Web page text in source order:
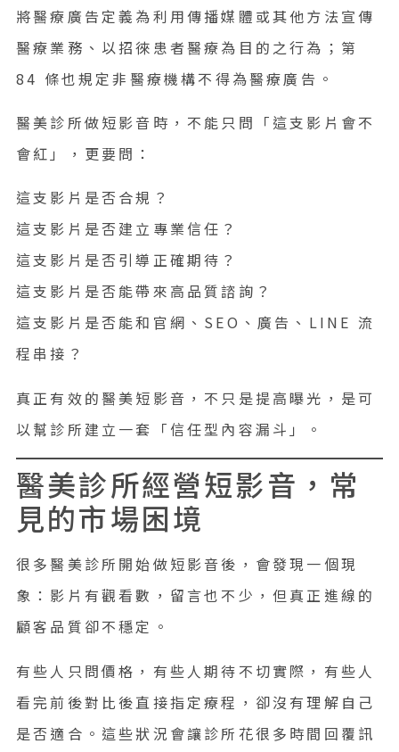
將醫療廣告定義為利用傳播媒體或其他方法宣傳
醫療業務、以招徠患者醫療為目的之行為；第
84 條也規定非醫療機構不得為醫療廣告。
醫美診所做短影音時，不能只問「這支影片會不
會紅」，更要問：
這支影片是否合規？
這支影片是否建立專業信任？
這支影片是否引導正確期待？
這支影片是否能帶來高品質諮詢？
這支影片是否能和官網、SEO、廣告、LINE 流
程串接？
真正有效的醫美短影音，不只是提高曝光，是可
以幫診所建立一套「信任型內容漏斗」。
醫美診所經營短影音，常
見的市場困境
很多醫美診所開始做短影音後，會發現一個現
象：影片有觀看數，留言也不少，但真正進線的
顧客品質卻不穩定。
有些人只問價格，有些人期待不切實際，有些人
看完前後對比後直接指定療程，卻沒有理解自己
是否適合。這些狀況會讓診所花很多時間回覆訊